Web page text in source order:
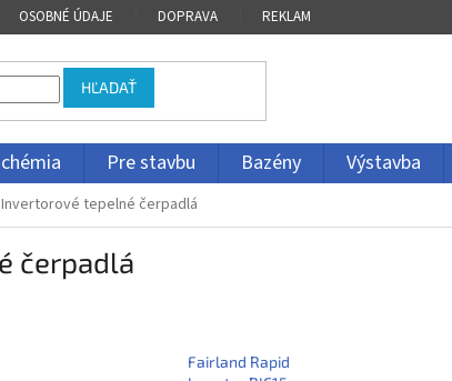
OSOBNÉ ÚDAJE DOPRAVA REKLAMÁCIA
HĽADAŤ
Pre stavbu Bazény Výstavba
Invertorové tepelné čerpadlá
čerpadlá
Fairland Rapid